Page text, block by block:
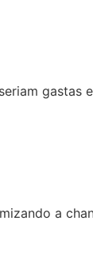
gastas
a